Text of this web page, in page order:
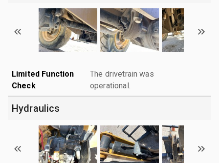
Limited Function
Check
The drivetrain was
operational.
Hydraulics